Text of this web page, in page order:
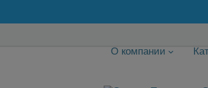
О компании